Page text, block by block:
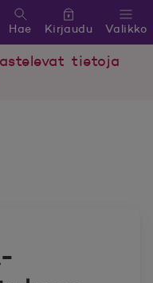
Valikko
Hae Kirjaudu
tietoja